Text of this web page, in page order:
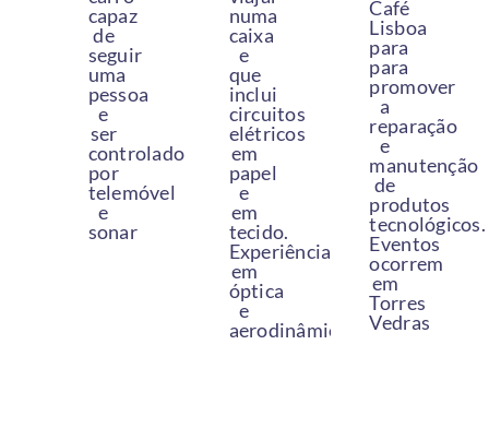
capaz
de
seguir
uma
pessoa
e
ser
controlado
por
telemóvel
e
sonar
numa
caixa
e
que
inclui
circuitos
elétricos
em
papel
e
em
tecido.
Experiências
em
óptica
e
aerodinâmica
Café
Lisboa
para
para
promover
a
reparação
e
manutenção
de
produtos
tecnológicos.
Eventos
ocorrem
em
Torres
Vedras